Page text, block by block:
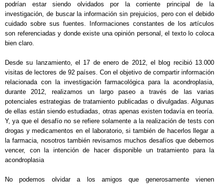
podrían estar siendo olvidados por la corriente principal de la
investigación, de buscar la información sin prejuicios, pero con el debido
cuidado sobre sus fuentes. Informaciones constantes de los artículos
son referenciadas y donde existe una opinión personal, el texto lo coloca
bien claro.
Desde su lanzamiento, el 17 de enero de 2012, el blog recibió 13.000
visitas de lectores de 92 países. Con el objetivo de compartir información
relacionada con la investigación farmacológica para la acondroplasia,
durante 2012, realizamos un largo paseo a través de las varias
potenciales estrategias de tratamiento publicadas o divulgadas. Algunas
de ellas están siendo estudiadas, otras apenas existen todavía en teoría.
Y, ya que el desafío no se refiere solamente a la realización de tests con
drogas y medicamentos en el laboratorio, si también de hacerlos llegar a
la farmacia, nosotros también revisamos muchos desafíos que debemos
vencer, con la intención de hacer disponible un tratamiento para la
acondroplasia
No podemos olvidar a los amigos que generosamente vienen